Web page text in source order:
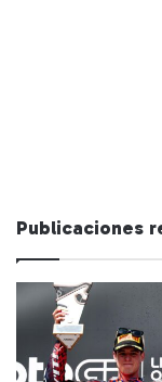
Publicaciones